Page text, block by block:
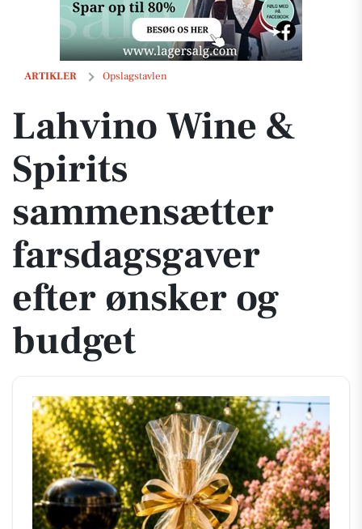
ARTIKLER Opslagstavlen
Lahvino Wine & Spirits sammensætter farsdagsgaver efter ønsker og
Lahvino Wine &
Spirits
sammensætter
farsdagsgaver
efter ønsker og
budget